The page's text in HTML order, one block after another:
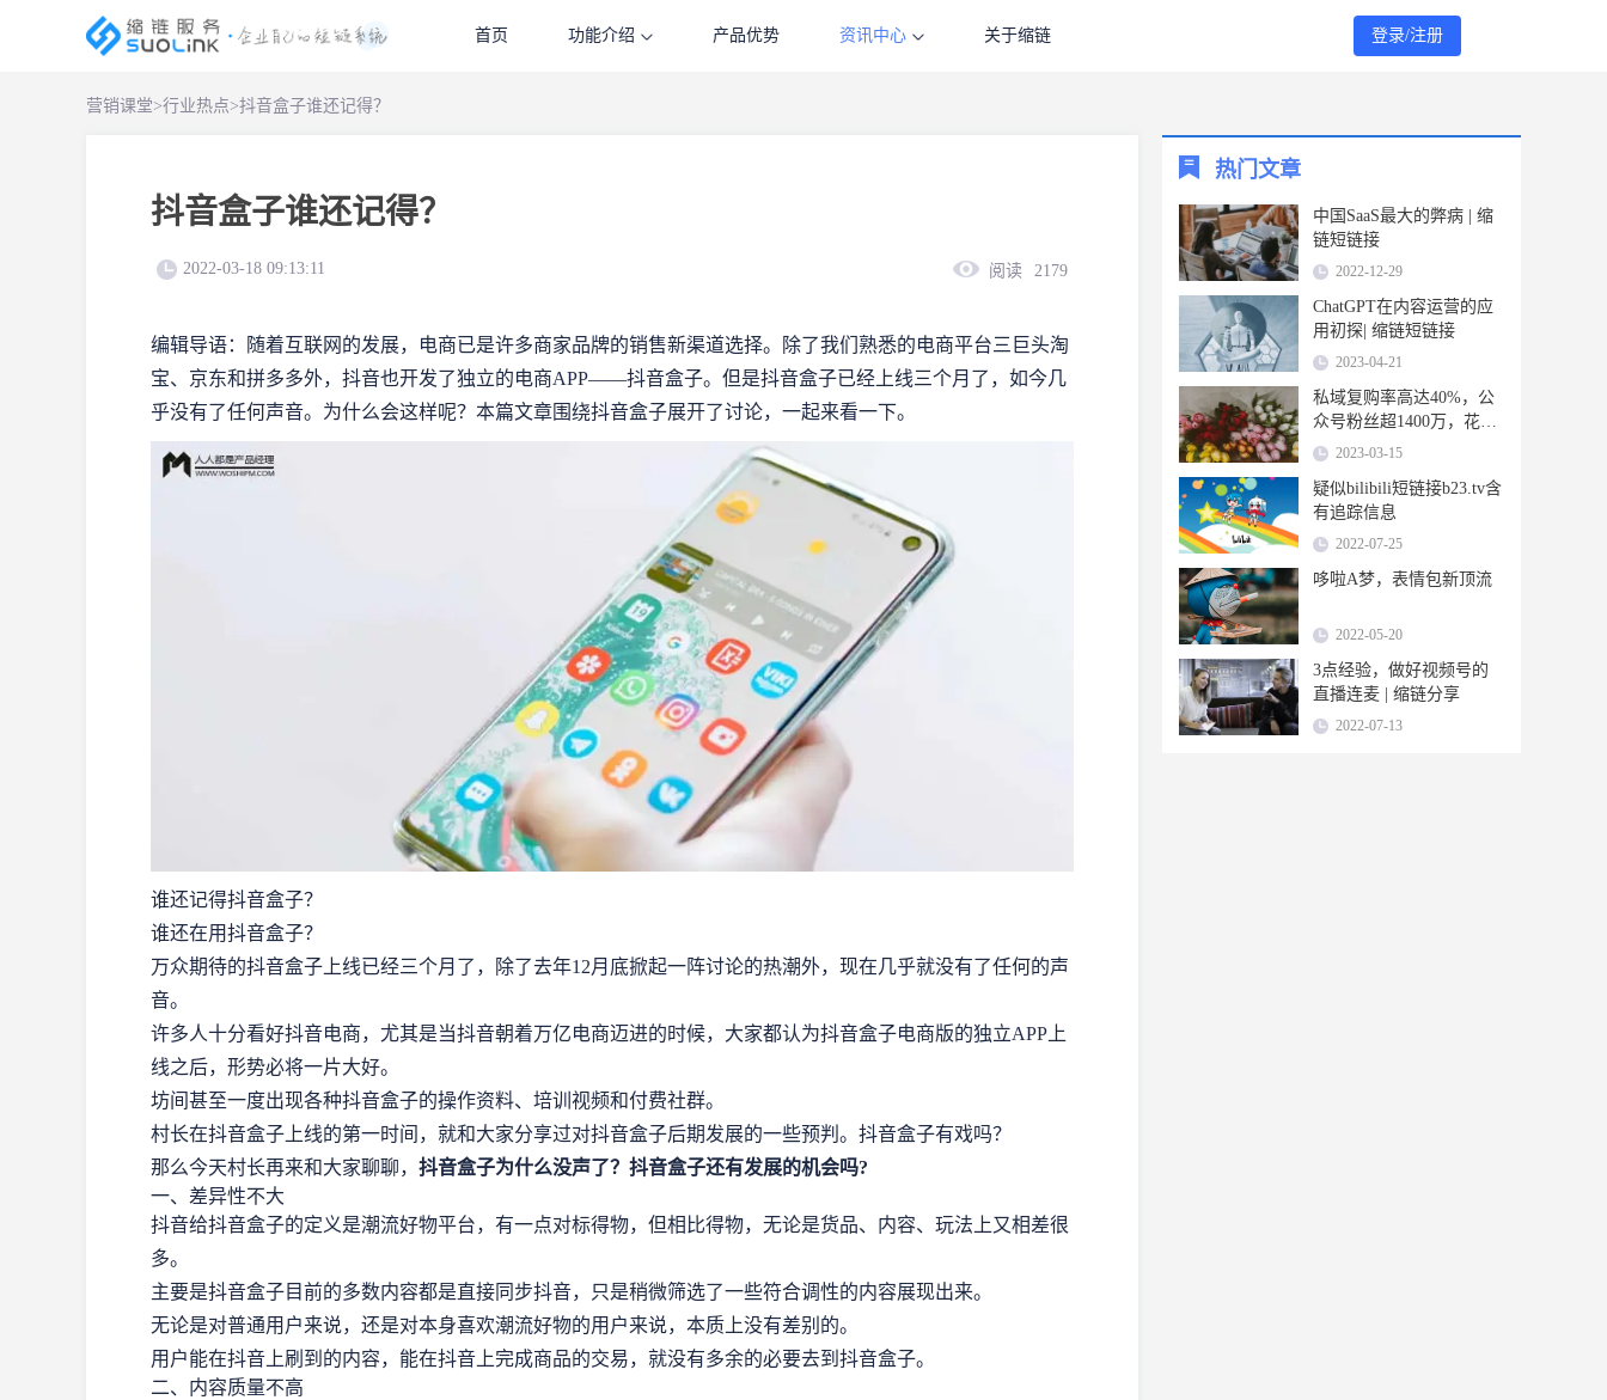
首页 功能介绍 产品优势 资讯中心 关于缩链 登录/注册
营销课堂>行业热点>抖音盒子谁还记得？
抖音盒子谁还记得？
2022-03-18 09:13:11 阅读 2179
编辑导语：随着互联网的发展，电商已是许多商家品牌的销售新渠道选择。除了我们熟悉的电商平台三巨头淘
宝、京东和拼多多外，抖音也开发了独立的电商APP——抖音盒子。但是抖音盒子已经上线三个月了，如今几
乎没有了任何声音。为什么会这样呢？本篇文章围绕抖音盒子展开了讨论，一起来看一下。
谁还记得抖音盒子？
谁还在用抖音盒子？
万众期待的抖音盒子上线已经三个月了，除了去年12月底掀起一阵讨论的热潮外，现在几乎就没有了任何的声
音。
许多人十分看好抖音电商，尤其是当抖音朝着万亿电商迈进的时候，大家都认为抖音盒子电商版的独立APP上
线之后，形势必将一片大好。
坊间甚至一度出现各种抖音盒子的操作资料、培训视频和付费社群。
村长在抖音盒子上线的第一时间，就和大家分享过对抖音盒子后期发展的一些预判。抖音盒子有戏吗？
那么今天村长再来和大家聊聊， 抖音盒子为什么没声了？抖音盒子还有发展的机会吗?
一、差异性不大
抖音给抖音盒子的定义是潮流好物平台，有一点对标得物，但相比得物，无论是货品、内容、玩法上又相差很
多。
主要是抖音盒子目前的多数内容都是直接同步抖音，只是稍微筛选了一些符合调性的内容展现出来。
无论是对普通用户来说，还是对本身喜欢潮流好物的用户来说，本质上没有差别的。
用户能在抖音上刷到的内容，能在抖音上完成商品的交易，就没有多余的必要去到抖音盒子。
二、内容质量不高
热门文章
中国SaaS最大的弊病 | 缩
链短链接
2022-12-29
ChatGPT在内容运营的应
用初探| 缩链短链接
2023-04-21
私域复购率高达40%，公
众号粉丝超1400万，花加
如何布局私域？ | 缩链短
2023-03-15
疑似bilibili短链接b23.tv含
有追踪信息
2022-07-25
哆啦A梦，表情包新顶流
2022-05-20
3点经验，做好视频号的
直播连麦 | 缩链分享
2022-07-13